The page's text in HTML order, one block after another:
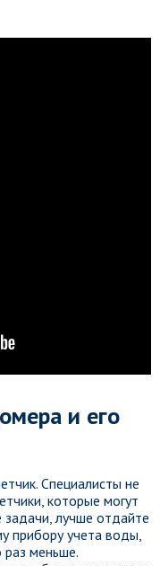
и его
Специалисты не
которые могут
лучше отдайте
прибору учета воды,
раз меньше.